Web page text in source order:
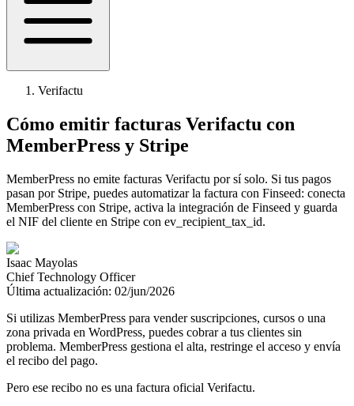
Verifactu
Cómo emitir facturas Verifactu con
MemberPress y Stripe
MemberPress no emite facturas Verifactu por sí solo. Si tus pagos
pasan por Stripe, puedes automatizar la factura con Finseed: conecta
MemberPress con Stripe, activa la integración de Finseed y guarda
el NIF del cliente en Stripe con ev_recipient_tax_id.
Isaac Mayolas
Chief Technology Officer
Última actualización: 02/jun/2026
Si utilizas MemberPress para vender suscripciones, cursos o una
zona privada en WordPress, puedes cobrar a tus clientes sin
problema. MemberPress gestiona el alta, restringe el acceso y envía
el recibo del pago.
Pero ese recibo no es una factura oficial Verifactu.